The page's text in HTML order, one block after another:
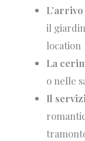
il
location
La
o nelle
Il